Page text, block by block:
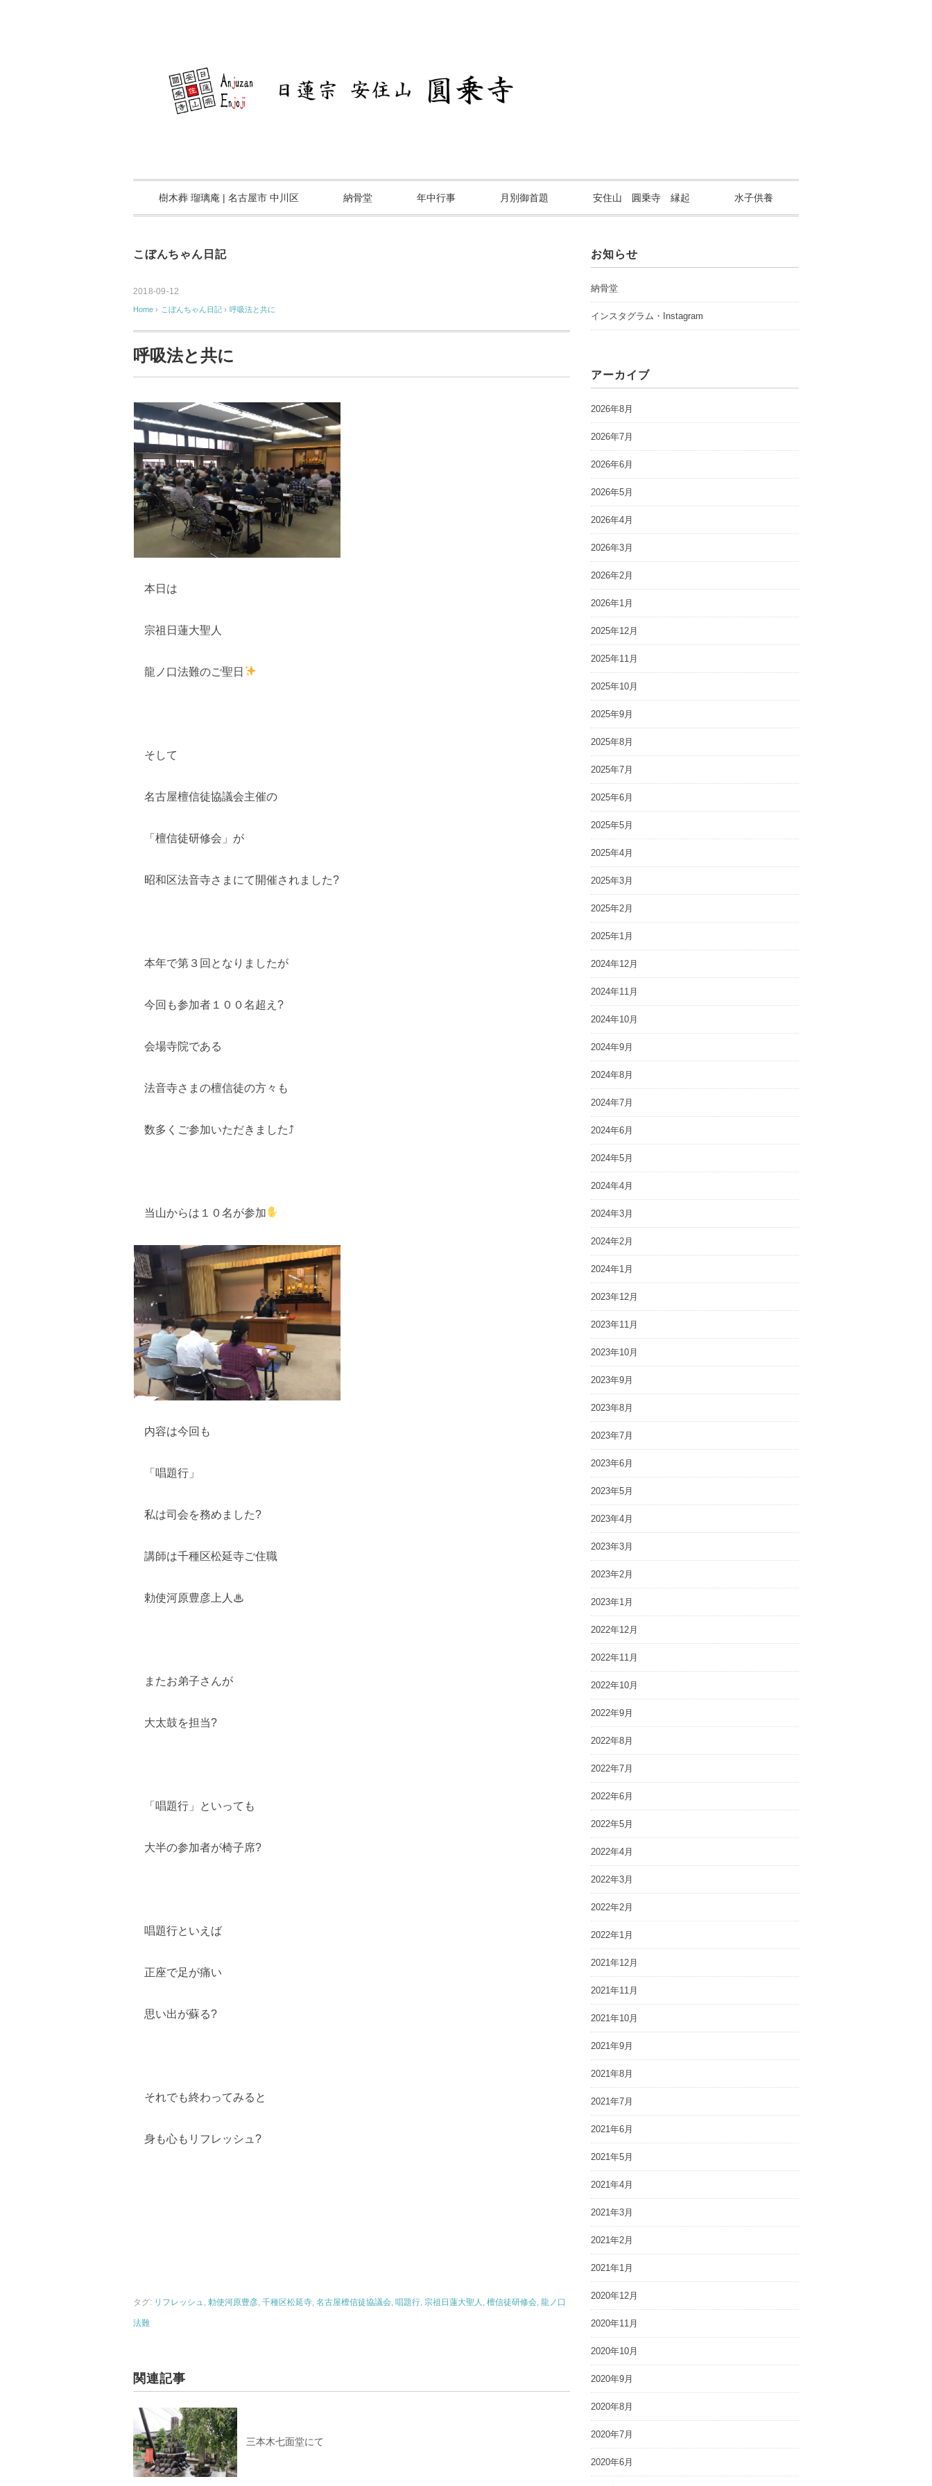
樹木葬 瑠璃庵 | 名古屋市 中川区 納骨堂 年中行事 月別御首題 安住山 圓乗寺 縁起 水子供養
こぼんちゃん日記
2018-09-12
Home › こぼんちゃん日記 › 呼吸法と共に
呼吸法と共に
本日は
宗祖日蓮大聖人
龍ノ口法難のご聖日
そして
名古屋檀信徒協議会主催の
「檀信徒研修会」が
昭和区法音寺さまにて開催されました?
本年で第３回となりましたが
今回も参加者１００名超え?
会場寺院である
法音寺さまの檀信徒の方々も
数多くご参加いただきました⤴
当山からは１０名が参加
内容は今回も
「唱題行」
私は司会を務めました?
講師は千種区松延寺ご住職
勅使河原豊彦上人♨
またお弟子さんが
大太鼓を担当?
「唱題行」といっても
大半の参加者が椅子席?
唱題行といえば
正座で足が痛い
思い出が蘇る?
それでも終わってみると
身も心もリフレッシュ?
タグ: リフレッシュ 勅使河原豊彦 千種区松延寺 名古屋檀信徒協議会 唱題行 宗祖日蓮大聖人 檀信徒研修会 龍ノ口
法難
関連記事
三本木七面堂にて
お知らせ
納骨堂
インスタグラム・Instagram
アーカイブ
2026年8月
2026年7月
2026年6月
2026年5月
2026年4月
2026年3月
2026年2月
2026年1月
2025年12月
2025年11月
2025年10月
2025年9月
2025年8月
2025年7月
2025年6月
2025年5月
2025年4月
2025年3月
2025年2月
2025年1月
2024年12月
2024年11月
2024年10月
2024年9月
2024年8月
2024年7月
2024年6月
2024年5月
2024年4月
2024年3月
2024年2月
2024年1月
2023年12月
2023年11月
2023年10月
2023年9月
2023年8月
2023年7月
2023年6月
2023年5月
2023年4月
2023年3月
2023年2月
2023年1月
2022年12月
2022年11月
2022年10月
2022年9月
2022年8月
2022年7月
2022年6月
2022年5月
2022年4月
2022年3月
2022年2月
2022年1月
2021年12月
2021年11月
2021年10月
2021年9月
2021年8月
2021年7月
2021年6月
2021年5月
2021年4月
2021年3月
2021年2月
2021年1月
2020年12月
2020年11月
2020年10月
2020年9月
2020年8月
2020年7月
2020年6月